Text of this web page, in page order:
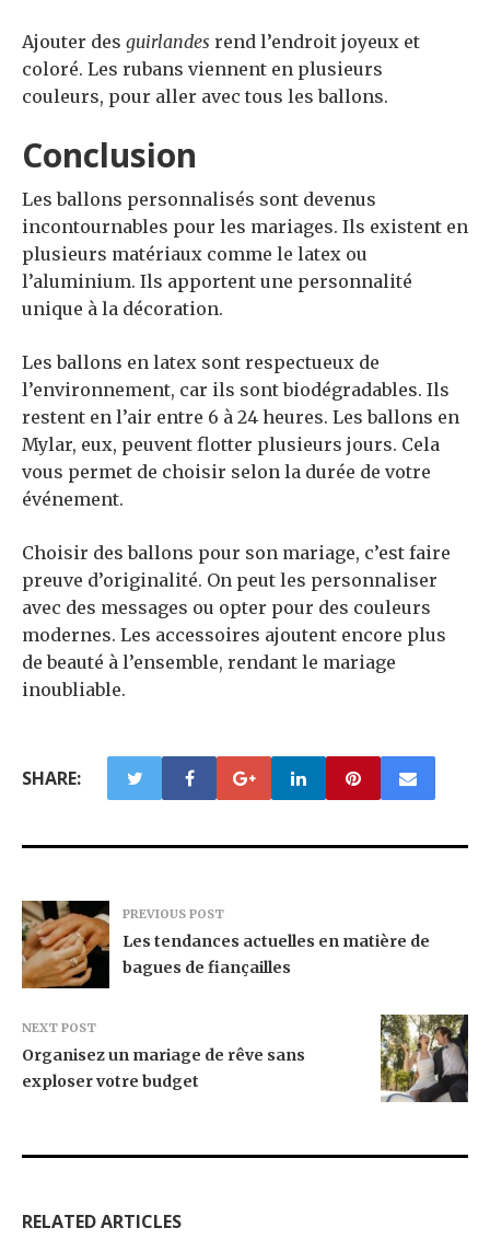
Ajouter des guirlandes rend l’endroit joyeux et
coloré. Les rubans viennent en plusieurs
couleurs, pour aller avec tous les ballons.
Conclusion
Les ballons personnalisés sont devenus
incontournables pour les mariages. Ils existent en
plusieurs matériaux comme le latex ou
l’aluminium. Ils apportent une personnalité
unique à la décoration.
Les ballons en latex sont respectueux de
l’environnement, car ils sont biodégradables. Ils
restent en l’air entre 6 à 24 heures. Les ballons en
Mylar, eux, peuvent flotter plusieurs jours. Cela
vous permet de choisir selon la durée de votre
événement.
Choisir des ballons pour son mariage, c’est faire
preuve d’originalité. On peut les personnaliser
avec des messages ou opter pour des couleurs
modernes. Les accessoires ajoutent encore plus
de beauté à l’ensemble, rendant le mariage
inoubliable.
SHARE:
PREVIOUS POST
Les tendances actuelles en matière de
bagues de fiançailles
NEXT POST
Organisez un mariage de rêve sans
exploser votre budget
RELATED ARTICLES